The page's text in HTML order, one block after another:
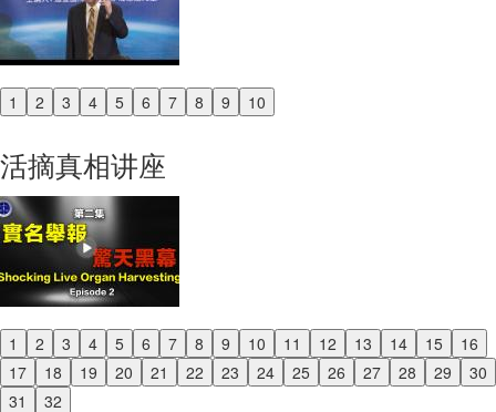
1 2 3 4 5 6 7 8 9 10
Previous
活摘真相讲座
1 2 3 4 5 6 7 8 9 10 11 12 13 14 15
16
17
18 19 20 21 22 23 24 25 26 27 28 29
30
31
32
Previous
Next